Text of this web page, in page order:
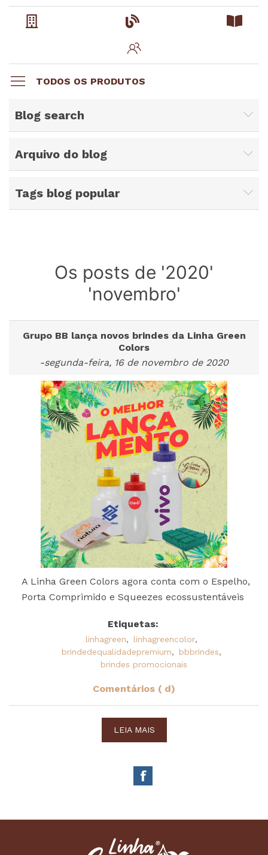
TODOS OS PRODUTOS
Blog search
Arquivo do blog
Tags blog popular
Os posts de '2020'
'novembro'
Grupo BB lança novos brindes da Linha Green
Colors
-segunda-feira, 16 de novembro de 2020
A Linha Green Colors agora conta com o Espelho,
Porta Comprimido e Squeezes ecossustentáveis
Etiquetas:
linhagreen, linhagreencolor,
brindedequalidadepremium, bbbrindes,
brindes promocionais
Comentários ( d)
LEIA MAIS